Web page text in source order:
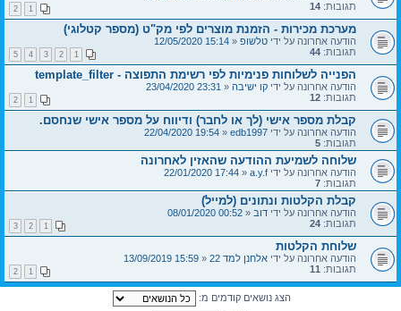
תגובות: 14
1
2
מערכת מכירות - הזמנת מוצרים לפי מק"ט (מספר קטלוגי)
הודעה אחרונה על ידי טלשופ «
15:14 12/05/2020
תגובות: 44
1
2
3
4
5
הפנייה לשלוחות פנימיות לפי רשימת התפוצה - template_filter
הודעה אחרונה על ידי קו ישיבה «
23:31 23/04/2020
תגובות: 12
1
2
קבלת מספר אישי (לך או לחבר) ודיווח על מספר אישי שנחסם.
הודעה אחרונה על ידי edb1997
«
19:54 22/04/2020
תגובות: 5
שלוחה לשמיעת ההודעה שהאזין לאחרונה
הודעה אחרונה על ידי a.y.f
«
17:44 22/01/2020
תגובות: 7
קבלת הקלטות ונתונים (למייל)
הודעה אחרונה על ידי דוב «
00:52 08/01/2020
תגובות: 24
1
2
3
שלוחת הקלטות
הודעה אחרונה על ידי אלחנן למד 22 «
15:59 13/09/2019
תגובות: 11
1
2
הצג נושאים קודמים מ: